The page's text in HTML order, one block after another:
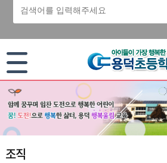
이 누리집은 대한민국 공식 전자
조직